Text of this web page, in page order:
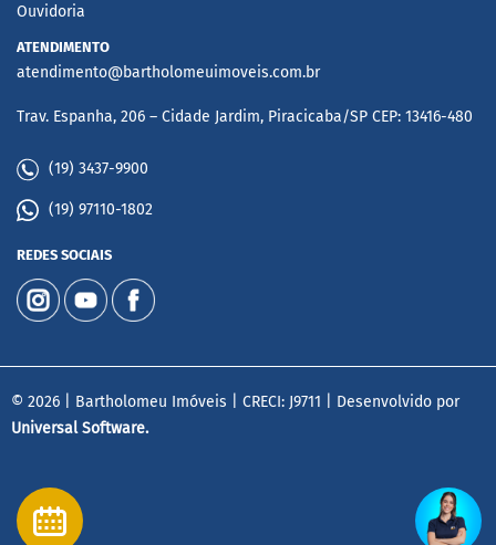
Ouvidoria
ATENDIMENTO
atendimento@bartholomeuimoveis.com.br
Trav. Espanha, 206 – Cidade Jardim, Piracicaba/SP CEP: 13416-480
(19) 3437-9900
(19) 97110-1802
REDES SOCIAIS
© 2026 | Bartholomeu Imóveis | CRECI: J9711 | Desenvolvido por
Universal Software.